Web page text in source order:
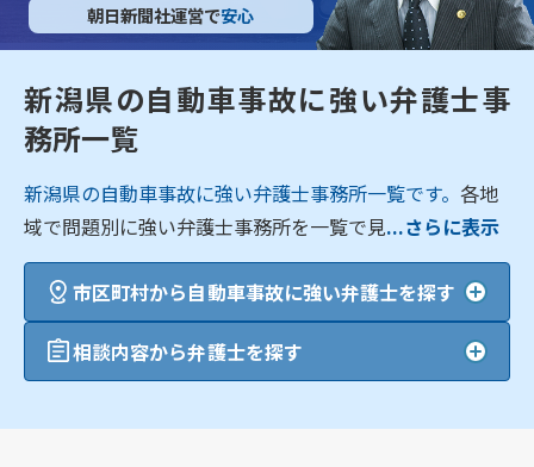
朝日新聞社運営で安心
新潟県の自動車事故に強い弁護士事
務所一覧
新潟県の自動車事故に強い弁護士事務所一覧です。各地
域で問題別に強い弁護士事務所を一覧で見...さらに表示
市区町村から自動車事故に強い弁護士を探す
相談内容から弁護士を探す